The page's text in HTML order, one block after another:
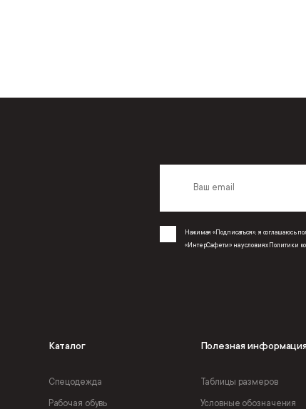
Нажимая «Подписаться», я соглашаюсь
«ИнтерСафети» на условиях Политики
Каталог
Спецодежда
Рабочая обувь
Полезная
Таблицы размеров
Условные обозначения